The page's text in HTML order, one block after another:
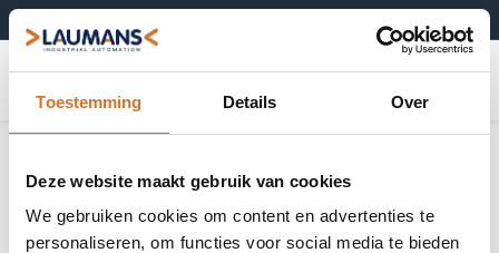
Toestemming Details Over
Deze website maakt gebruik van cookies
We gebruiken cookies om content en advertenties te
personaliseren, om functies voor social media te bieden
0